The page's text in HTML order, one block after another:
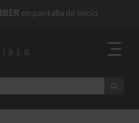
IBER en pantalla de inicio